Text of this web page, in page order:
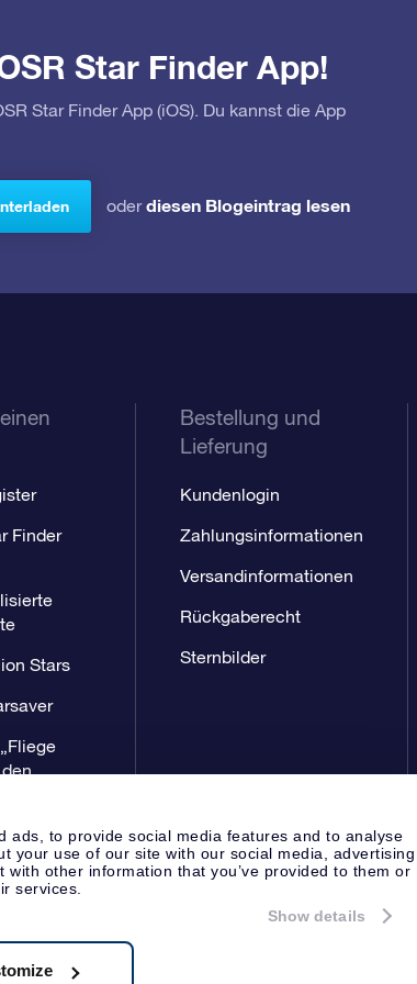
ads, to provide social media features and to analyse
your use of our site with our social media, advertising
other information that you’ve provided to them or
services.
Show details
Star Finder App!
Star Finder App (iOS). Du kannst die App
oderdiesen Blogeintrag lesen
Finder
Stars
Bestellung und
Lieferung
Kundenlogin
Zahlungsinformationen
Versandinformationen
Rückgaberecht
Sternbilder
Datenschutzerklärung